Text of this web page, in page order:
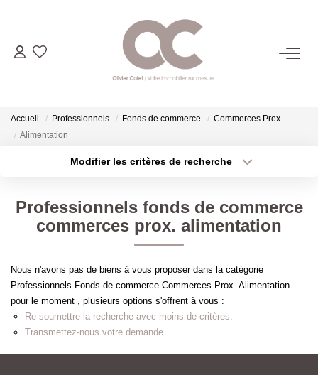
06.14.98.69.34
ACHETER
LOUER
ESTIMER
L'AGENCE
CONTACT
Accueil Professionnels Fonds de commerce
Commerces Prox.
Alimentation
Modifier les critères de recherche
Type de bien
Surface min
Créer une alerte
Professionnels fonds de commerce
commerces prox. alimentation
Nous n'avons pas de biens à vous proposer dans la catégorie
Professionnels Fonds de commerce Commerces Prox. Alimentation
pour le moment , plusieurs options s'offrent à vous :
Re-soumettre la recherche avec moins de critères.
Transmettez-nous votre demande